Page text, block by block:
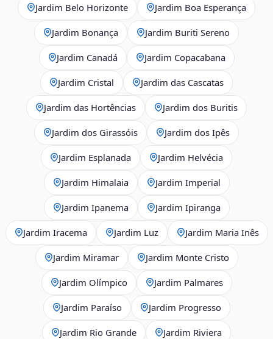
Jardim Belo Horizonte Jardim Boa Esperança
Jardim Bonança Jardim Buriti Sereno
Jardim Canadá Jardim Copacabana
Jardim Cristal Jardim das Cascatas
Jardim das Hortências Jardim dos Buritis
Jardim dos Girassóis Jardim dos Ipês
Jardim Esplanada Jardim Helvécia
Jardim Himalaia Jardim Imperial
Jardim Ipanema Jardim Ipiranga
Jardim Iracema Jardim Luz Jardim Maria Inês
Jardim Miramar Jardim Monte Cristo
Jardim Olímpico Jardim Palmares
Jardim Paraíso Jardim Progresso
Jardim Rio Grande Jardim Riviera